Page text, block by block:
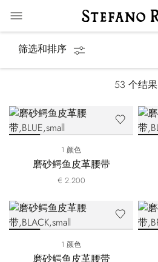
筛选和排序
53 个结果
1 颜色
磨砂鳄鱼皮革腰带
€ 2.200
1 颜色
磨砂鳄鱼皮革腰带